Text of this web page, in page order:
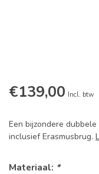
€139,00 Incl. btw
Een bijzondere
inclusief Erasmusbrug.
Materiaal: *